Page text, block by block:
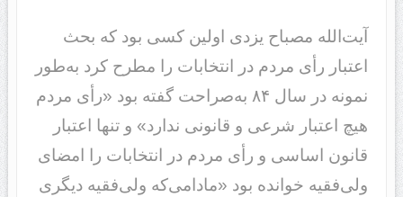
آیت‌الله مصباح یزدی اولین کسی بود که بحث
اعتبار رأی مردم در انتخابات را مطرح کرد به‌طور
نمونه در سال ۸۴ به‌صراحت گفته بود «رأی مردم
هیچ اعتبار شرعی و قانونی ندارد» و تنها اعتبار
قانون اساسی و رأی مردم در انتخابات را امضای
ولی‌فقیه خوانده بود «مادامی‌که ولی‌فقیه دیگری